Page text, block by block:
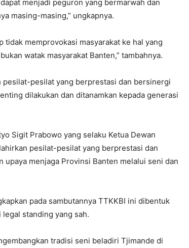
menjadi peguron yang bermarwah dan
masing-masing,” ungkapnya.
tidak memprovokasi masyarakat ke hal yang
watak masyarakat Banten,” tambahnya.
pesilat-pesilat yang berprestasi dan bersinergi
dilakukan dan ditanamkan kepada generasi
Sigit Prabowo yang selaku Ketua Dewan
pesilat-pesilat yang berprestasi dan
menjaga Provinsi Banten melalui seni dan
pada sambutannya TTKKBI ini dibentuk
standing yang sah.
tradisi seni beladiri Tjimande di